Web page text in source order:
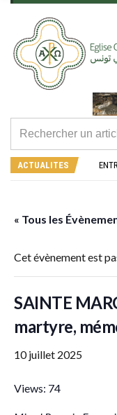
ACTUALITES
« Tous les
Cet évènement est
SAINTE
martyre,
10 juillet 2025
Views: 74